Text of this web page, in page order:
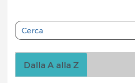
Dalla A alla Z